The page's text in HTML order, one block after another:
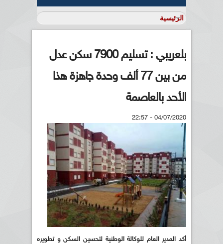
بلعريبي : تسليم 7900 سكن عدل
من بين 77 ألف وحدة جاهزة هذا
الأحد بالعاصمة
04/07/2020 - 22:57
أكد المدير العام للوكالة الوطنية لتحسين السكن و تطويره